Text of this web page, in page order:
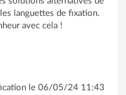
languettes de fixation.
avec cela !
le 06/05/24 11:43